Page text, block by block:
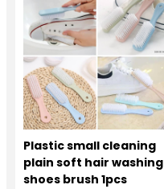
Plastic small cleaning
plain soft hair washing
shoes brush 1pcs